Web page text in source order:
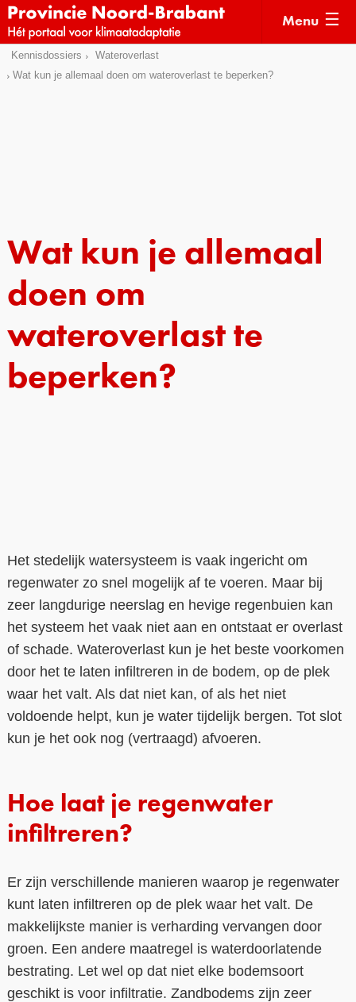
Sla
links
de
pagina
inhoud
Menu
Kennisdossiers
Wateroverlast
Wat kun je allemaal doen om wateroverlast te beperken?
Wat kun je allemaal
doen om
wateroverlast te
beperken?
Het stedelijk watersysteem is vaak ingericht om
regenwater zo snel mogelijk af te voeren. Maar bij
zeer langdurige neerslag en hevige regenbuien kan
het systeem het vaak niet aan en ontstaat er overlast
of schade. Wateroverlast kun je het beste voorkomen
door het te laten infiltreren in de bodem, op de plek
waar het valt. Als dat niet kan, of als het niet
voldoende helpt, kun je water tijdelijk bergen. Tot slot
kun je het ook nog (vertraagd) afvoeren.
Hoe laat je regenwater
infiltreren?
Er zijn verschillende manieren waarop je regenwater
kunt laten infiltreren op de plek waar het valt. De
makkelijkste manier is verharding vervangen door
groen. Een andere maatregel is waterdoorlatende
bestrating. Let wel op dat niet elke bodemsoort
geschikt is voor infiltratie. Zandbodems zijn zeer
Actueel
Subsidies
Monitoring